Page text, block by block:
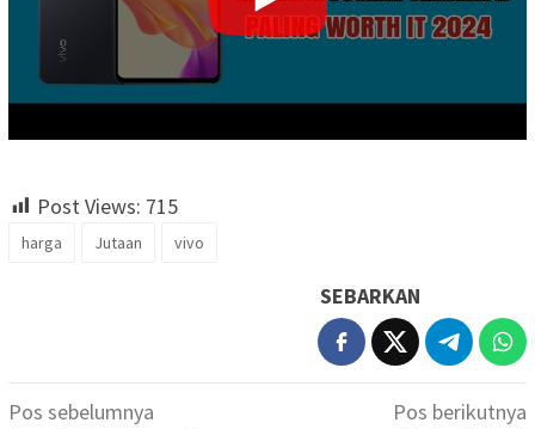
Post Views: 715
harga Jutaan vivo
SEBARKAN
Navigasi
Pos sebelumnya
Pos berikutnya